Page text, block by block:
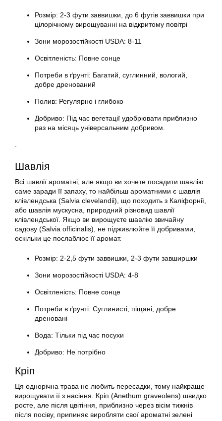
Розмір: 2-3 фути заввишки, до 6 футів заввишки при
цілорічному вирощуванні на відкритому повітрі
Зони морозостійкості USDA: 8-11
Освітленість: Повне сонце
Потреби в ґрунті: Багатий, суглинний, вологий,
добре дренований
Полив: Регулярно і глибоко
Добриво: Під час вегетації удобрювати приблизно
раз на місяць універсальним добривом.
.
Шавлія
Всі шавлії ароматні, але якщо ви хочете посадити шавлію
саме заради її запаху, то найбільш ароматними є шавлія
клівлендська (Salvia clevelandii), що походить з Каліфорнії,
або шавлія мускусна, природний різновид шавлії
клівлендської. Якщо ви вирощуєте шавлію звичайну
садову (Salvia officinalis), не підживлюйте її добривами,
оскільки це послаблює її аромат.
Розмір: 2-2,5 фути заввишки, 2-3 фути завширшки
Зони морозостійкості USDA: 4-8
Освітленість: Повне сонце
Потреби в ґрунті: Суглинисті, піщані, добре
дреновані
Вода: Тільки під час посухи
Добриво: Не потрібно
Кріп
Ця однорічна трава не любить пересадки, тому найкраще
вирощувати її з насіння. Кріп (Anethum graveolens) швидко
росте, але після цвітіння, приблизно через вісім тижнів
після посіву, припиняє виробляти свої ароматні зелені